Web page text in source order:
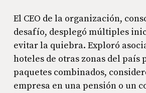
El CEO de la organización,
desafío, desplegó múltiples
evitar la quiebra. Exploró
hoteles de otras zonas del país
paquetes combinados,
empresa en una pensión o un